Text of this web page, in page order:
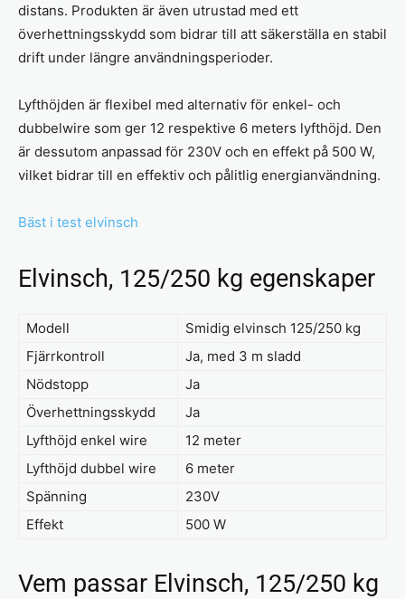
distans. Produkten är även utrustad med ett
överhettningsskydd som bidrar till att säkerställa en stabil
drift under längre användningsperioder.
Lyfthöjden är flexibel med alternativ för enkel- och
dubbelwire som ger 12 respektive 6 meters lyfthöjd. Den
är dessutom anpassad för 230V och en effekt på 500 W,
vilket bidrar till en effektiv och pålitlig energianvändning.
Bäst i test elvinsch
Elvinsch, 125/250 kg egenskaper
Modell
Smidig elvinsch 125/250 kg
Fjärrkontroll
Ja, med 3 m sladd
Nödstopp
Ja
Överhettningsskydd
Ja
Lyfthöjd enkel wire
12 meter
Lyfthöjd dubbel wire
6 meter
Spänning
230V
Effekt
500 W
Vem passar Elvinsch, 125/250 kg